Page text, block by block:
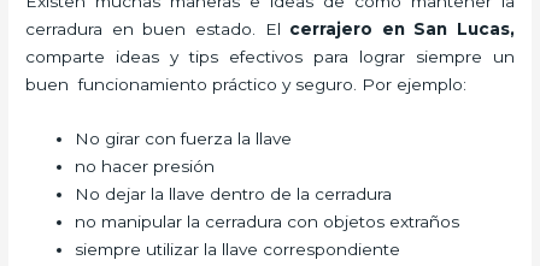
cerradura en buen estado. El cerrajero en San Lucas,
comparte ideas y tips efectivos para lograr siempre un
buen funcionamiento práctico y seguro. Por ejemplo:
No girar con fuerza la llave
no hacer presión
No dejar la llave dentro de la cerradura
no manipular la cerradura con objetos extraños
siempre utilizar la llave correspondiente